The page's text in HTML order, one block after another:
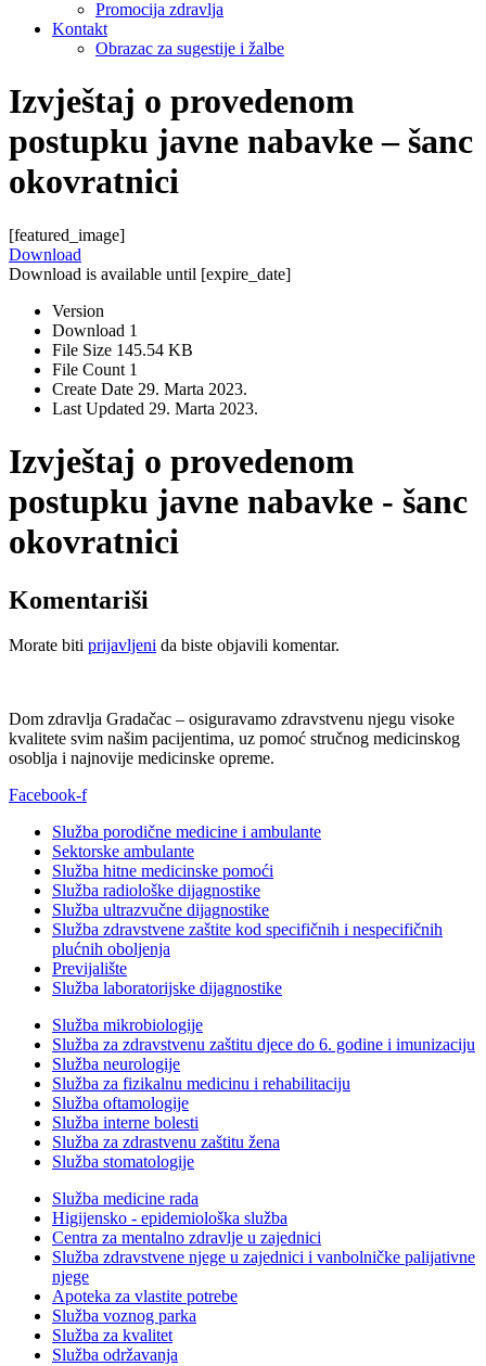
Promocija zdravlja
Kontakt
Obrazac za sugestije i žalbe
Izvještaj o provedenom
postupku javne nabavke – šanc
okovratnici
[featured_image]
Download
Download is available until [expire_date]
Version
Download 1
File Size 145.54 KB
File Count 1
Create Date 29. Marta 2023.
Last Updated 29. Marta 2023.
Izvještaj o provedenom
postupku javne nabavke - šanc
okovratnici
Komentariši
Morate biti prijavljeni da biste objavili komentar.
Dom zdravlja Gradačac – osiguravamo zdravstvenu njegu visoke
kvalitete svim našim pacijentima, uz pomoć stručnog medicinskog
osoblja i najnovije medicinske opreme.
Facebook-f
Služba porodične medicine i ambulante
Sektorske ambulante
Služba hitne medicinske pomoći
Služba radiološke dijagnostike
Služba ultrazvučne dijagnostike
Služba zdravstvene zaštite kod specifičnih i nespecifičnih
plućnih oboljenja
Previjalište
Služba laboratorijske dijagnostike
Služba mikrobiologije
Služba za zdravstvenu zaštitu djece do 6. godine i imunizaciju
Služba neurologije
Služba za fizikalnu medicinu i rehabilitaciju
Služba oftamologije
Služba interne bolesti
Služba za zdrastvenu zaštitu žena
Služba stomatologije
Služba medicine rada
Higijensko - epidemiološka služba
Centra za mentalno zdravlje u zajednici
Služba zdravstvene njege u zajednici i vanbolničke palijativne
njege
Apoteka za vlastite potrebe
Služba voznog parka
Služba za kvalitet
Služba održavanja